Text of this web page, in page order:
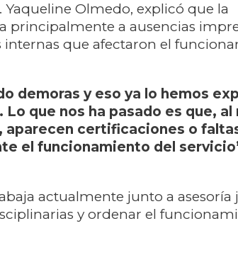
Yaqueline Olmedo, explicó que la
principalmente a ausencias
internas que afectaron el
demoras y eso ya lo hemos
que nos ha pasado es que,
aparecen certificaciones o
el funcionamiento del
actualmente junto a asesoría
y ordenar el